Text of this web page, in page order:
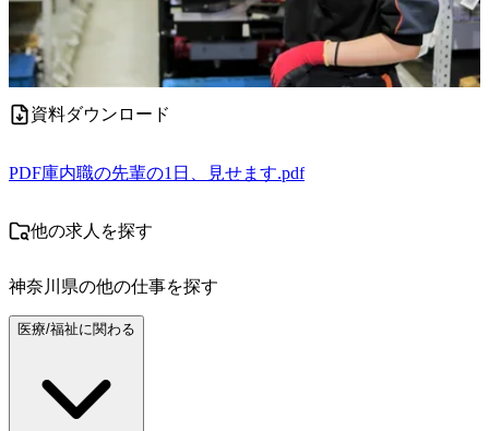
資料ダウンロード
PDF庫内職の先輩の1日、見せます.pdf
他の求人を探す
神奈川県の他の仕事を探す
医療/福祉に関わる